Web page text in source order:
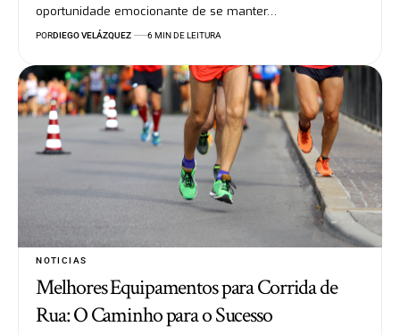
oportunidade emocionante de se manter…
PORDIEGO VELÁZQUEZ 6 MIN DE LEITURA
NOTICIAS
Melhores Equipamentos para Corrida de
Rua: O Caminho para o Sucesso